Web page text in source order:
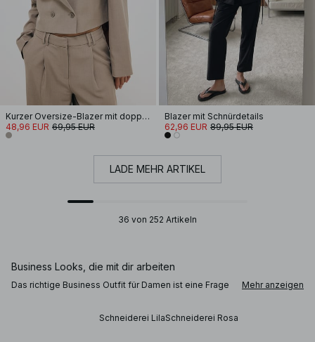
Kurzer Oversize-Blazer mit doppelter Knopfleiste
48,96 EUR 69,95 EUR
Blazer mit Schnürdetails
62,96 EUR 89,95 EUR
LADE MEHR ARTIKEL
36 von 252 Artikeln
Business Looks, die mit dir arbeiten
Das richtige Business Outfit für Damen ist eine Frage
Büro, das nächste Vorstellungsgespräch oder ein
Mehr anzeigen
Schneiderei LilaSchneiderei Rosa